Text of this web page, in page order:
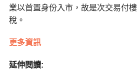
業以首置身份入市，故是次交易付
稅。
更多資訊
延伸閱讀: